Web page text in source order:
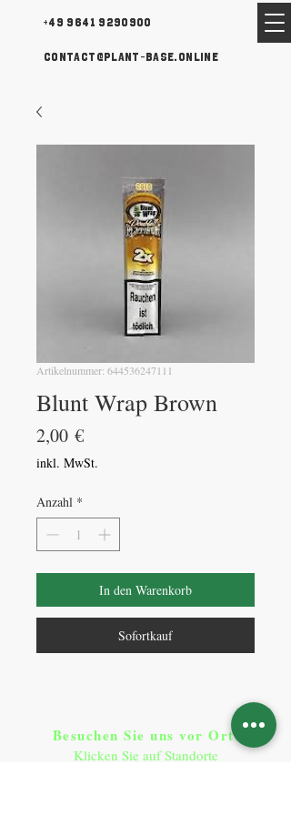
+49 9641 9290900
contact@plant-base.online
Artikelnummer: 644536247111
Blunt Wrap Brown
2,00 €Preis
inkl. MwSt.
Anzahl *
In den Warenkorb
Sofortkauf
Besuchen Sie uns vor Ort​:
Klicken Sie auf Standorte